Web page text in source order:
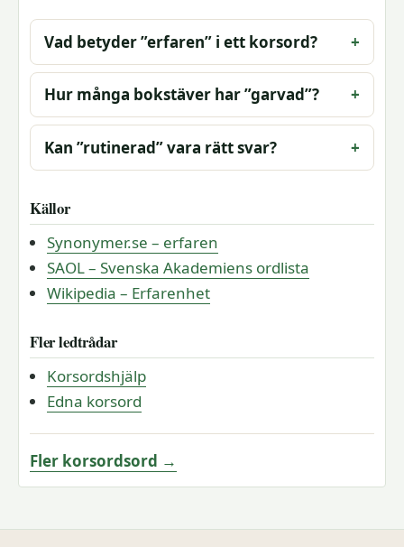
Vad betyder ”erfaren” i ett korsord?
Hur många bokstäver har ”garvad”?
Kan ”rutinerad” vara rätt svar?
Källor
Synonymer.se – erfaren
SAOL – Svenska Akademiens ordlista
Wikipedia – Erfarenhet
Fler ledtrådar
Korsordshjälp
Edna korsord
Fler korsordsord →